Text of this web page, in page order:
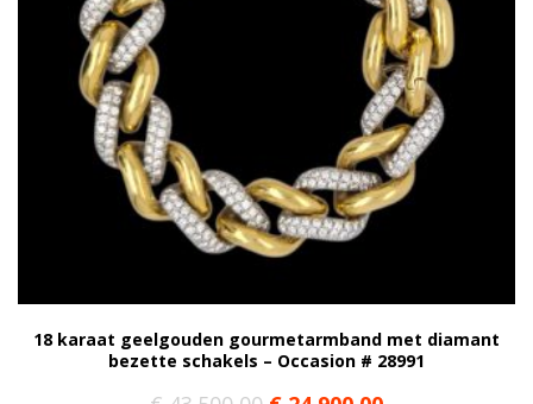
18 karaat geelgouden gourmetarmband met diamant
bezette schakels – Occasion # 28991